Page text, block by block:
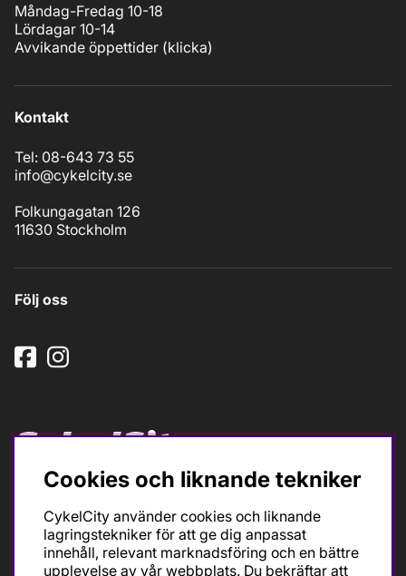
Måndag-Fredag 10-18
Lördagar 10-14
Avvikande öppettider (klicka)
Kontakt
Tel: 08-643 73 55
info@cykelcity.se
Folkungagatan 126
11630 Stockholm
Följ oss
Ska du köpa cykel för träning och tävling så är det till
oss du ska vända dig. Racer, gravel, triathlon och MTB.
Vi är en mycket personlig cykelaffär med hög
servicegrad och alla vi som jobbar är inbitna cyklister
med stor passion, erfarenhet och kunskap om cykling
Cookies och liknande tekniker
CykelCity använder cookies och liknande
lagringstekniker för att ge dig anpassat
innehåll, relevant marknadsföring och en bättre
upplevelse av vår webbplats. Du bekräftar att